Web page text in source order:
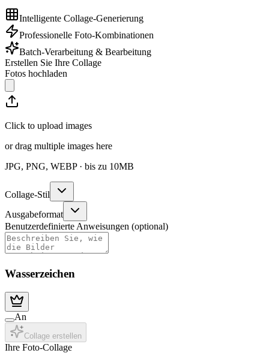
Intelligente Collage-Generierung
Professionelle Foto-Kombinationen
Batch-Verarbeitung & Bearbeitung
Erstellen Sie Ihre Collage
Fotos hochladen
Click to upload images
or drag multiple images here
JPG, PNG, WEBP · bis zu 10MB
Collage-Stil
Ausgabeformat
Benutzerdefinierte Anweisungen (optional)
Wasserzeichen
An
Collage erstellen
Ihre Foto-Collage